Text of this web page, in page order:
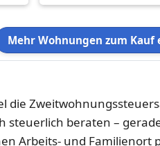
Mehr Wohnungen zum Kauf
die
steuerlich beraten –
Arbeits- und Familienort